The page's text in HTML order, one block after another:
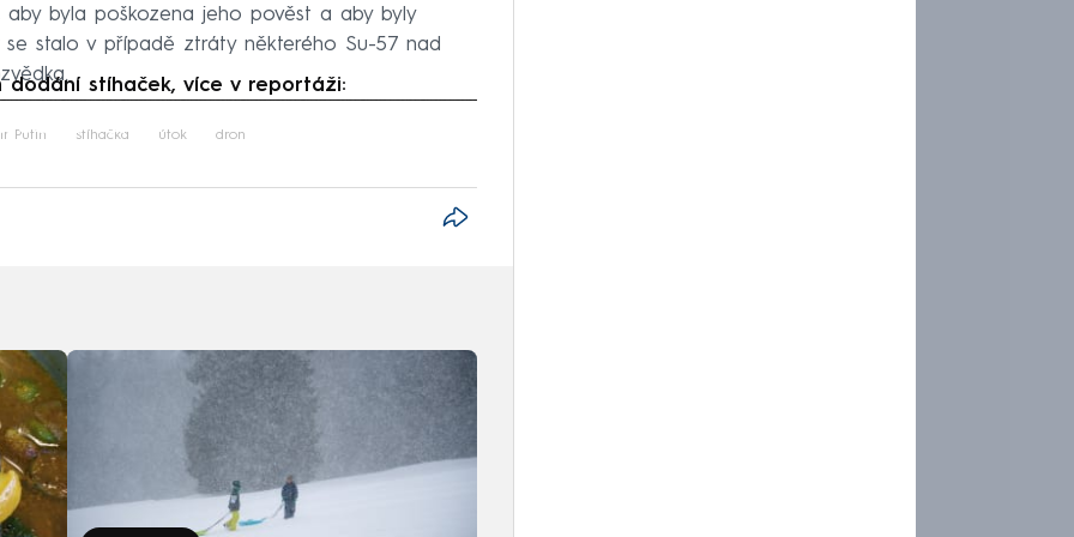
byla poškozena jeho pověst a aby byly
stalo v případě ztráty některého Su-57 nad
dodání stíhaček, více v reportáži:
to fetch
Putin stíhačka útok dron